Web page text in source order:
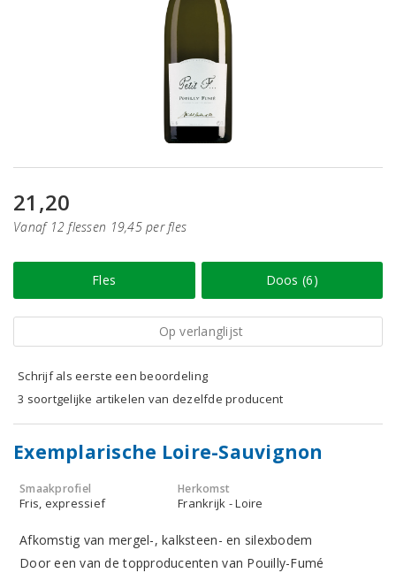
21,20
Vanaf 12 flessen 19,45 per fles
Fles Doos (6)
Op verlanglijst
Schrijf als eerste een beoordeling
3 soortgelijke artikelen van dezelfde producent
Exemplarische Loire-Sauvignon
Smaakprofiel
Fris, expressief
Herkomst
Frankrijk - Loire
Afkomstig van mergel-, kalksteen- en silexbodem
Door een van de topproducenten van Pouilly-Fumé